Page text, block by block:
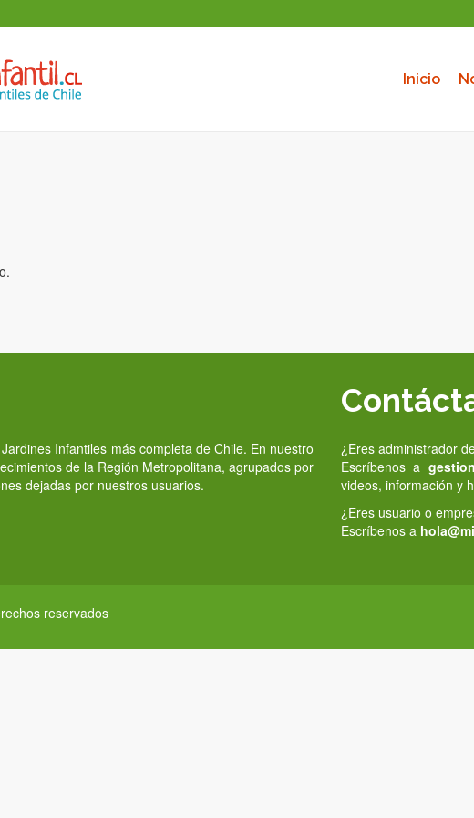
Inicio
Infantiles más completa de Chile. En nuestro
de la Región Metropolitana, agrupados por
dejadas por nuestros usuarios.
¿Eres administrador
Escríbenos a
videos, información y
¿Eres usuario o
Escríbenos a
reservados